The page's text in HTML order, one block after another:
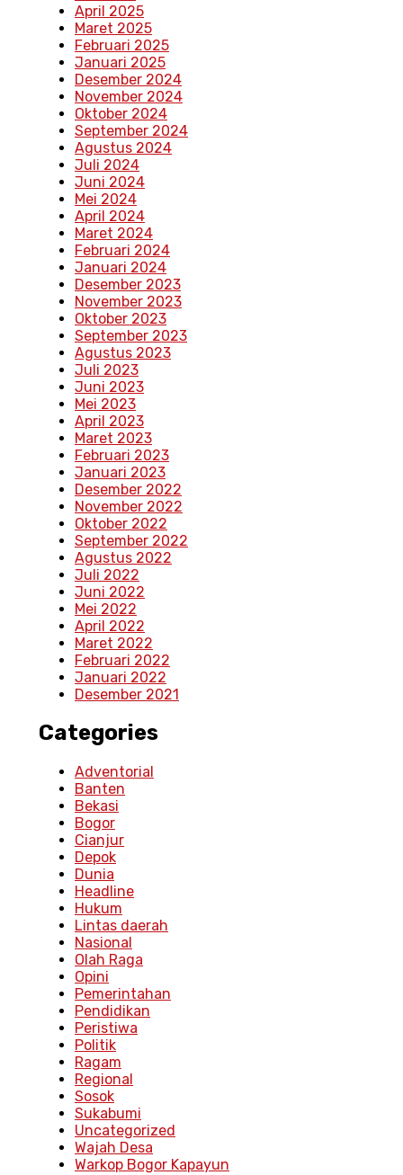
April 2025
Maret 2025
Februari 2025
Januari 2025
Desember 2024
November 2024
Oktober 2024
September 2024
Agustus 2024
Juli 2024
Juni 2024
Mei 2024
April 2024
Maret 2024
Februari 2024
Januari 2024
Desember 2023
November 2023
Oktober 2023
September 2023
Agustus 2023
Juli 2023
Juni 2023
Mei 2023
April 2023
Maret 2023
Februari 2023
Januari 2023
Desember 2022
November 2022
Oktober 2022
September 2022
Agustus 2022
Juli 2022
Juni 2022
Mei 2022
April 2022
Maret 2022
Februari 2022
Januari 2022
Desember 2021
Categories
Adventorial
Banten
Bekasi
Bogor
Cianjur
Depok
Dunia
Headline
Hukum
Lintas daerah
Nasional
Olah Raga
Opini
Pemerintahan
Pendidikan
Peristiwa
Politik
Ragam
Regional
Sosok
Sukabumi
Uncategorized
Wajah Desa
Warkop Bogor Kapayun